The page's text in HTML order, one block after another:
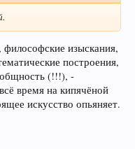
философские изыскания,
построения,
(!!!), -
время на кипячёной
искусство опьяняет.